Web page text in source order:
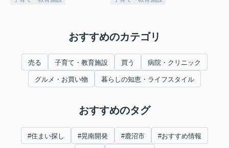
おすすめのカテゴリ
売る 子育て・教育施設 買う 病院・クリニック
グルメ・お買い物 暮らしの知恵・ライフスタイル
おすすめのタグ
#住まい探し #晃南開発 #鹿沼市 #おすすめ情報